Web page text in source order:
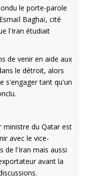
le porte-parole
Baghaï, cité
l'Iran étudiait
de venir en aide aux
le détroit, alors
s'engager tant qu'un
ministre du Qatar est
avec le vice-
de l'Iran mais aussi
avant la